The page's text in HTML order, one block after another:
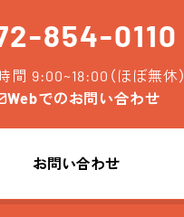
854-0110
間 9:00~18:00（ほぼ無休）
Webでのお問い合わせ
お問い合わせ